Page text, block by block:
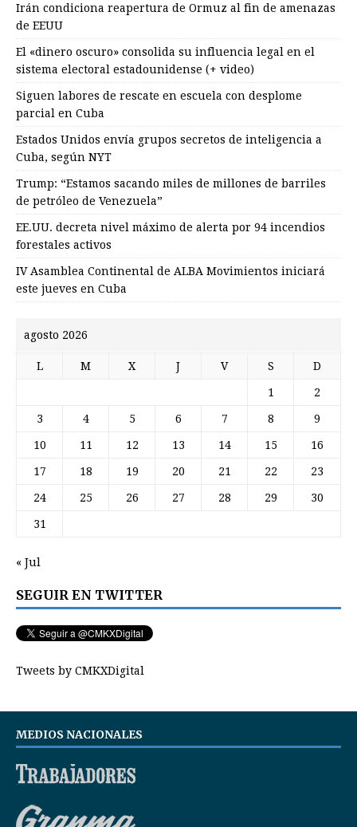
Irán condiciona reapertura de Ormuz al fin de amenazas
de EEUU
El «dinero oscuro» consolida su influencia legal en el
sistema electoral estadounidense (+ video)
Siguen labores de rescate en escuela con desplome
parcial en Cuba
Estados Unidos envía grupos secretos de inteligencia a
Cuba, según NYT
Trump: “Estamos sacando miles de millones de barriles
de petróleo de Venezuela”
EE.UU. decreta nivel máximo de alerta por 94 incendios
forestales activos
IV Asamblea Continental de ALBA Movimientos iniciará
este jueves en Cuba
agosto 2026
L M X J V S D
1 2
3 4 5 6 7 8 9
10 11 12 13 14 15 16
17 18 19 20 21 22 23
24 25 26 27 28 29 30
31
« Jul
SEGUIR EN TWITTER
Tweets by CMKXDigital
MEDIOS NACIONALES